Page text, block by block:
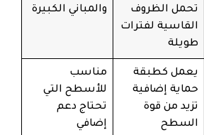
تحمل الظروف
القاسية لفترات
طويلة
والمباني الكبيرة
يعمل كطبقة
حماية إضافية
تزيد من قوة
السطح
مناسب
للأسطح التي
تحتاج دعم
إضافي